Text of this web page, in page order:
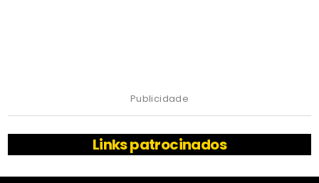
Publicidade
Links patrocinados